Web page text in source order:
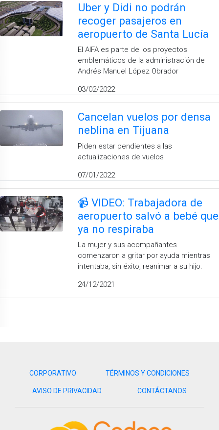
Uber y Didi no podrán
recoger pasajeros en
aeropuerto de Santa Lucía
El AIFA es parte de los proyectos
emblemáticos de la administración de
Andrés Manuel López Obrador
03/02/2022
Cancelan vuelos por densa
neblina en Tijuana
Piden estar pendientes a las
actualizaciones de vuelos
07/01/2022
📹 VIDEO: Trabajadora de
aeropuerto salvó a bebé que
ya no respiraba
La mujer y sus acompañantes
comenzaron a gritar por ayuda mientras
intentaba, sin éxito, reanimar a su hijo.
24/12/2021
CORPORATIVO TÉRMINOS Y CONDICIONES
AVISO DE PRIVACIDAD CONTÁCTANOS